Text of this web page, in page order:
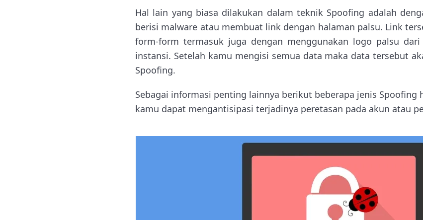
Hal lain yang biasa dilakukan dalam teknik Spoofing adalah
berisi malware atau membuat link dengan halaman palsu. Link
form-form termasuk juga dengan menggunakan logo palsu dari
instansi. Setelah kamu mengisi semua data maka data tersebut
Spoofing.
Sebagai informasi penting lainnya berikut beberapa jenis Spoofing
kamu dapat mengantisipasi terjadinya peretasan pada akun atau